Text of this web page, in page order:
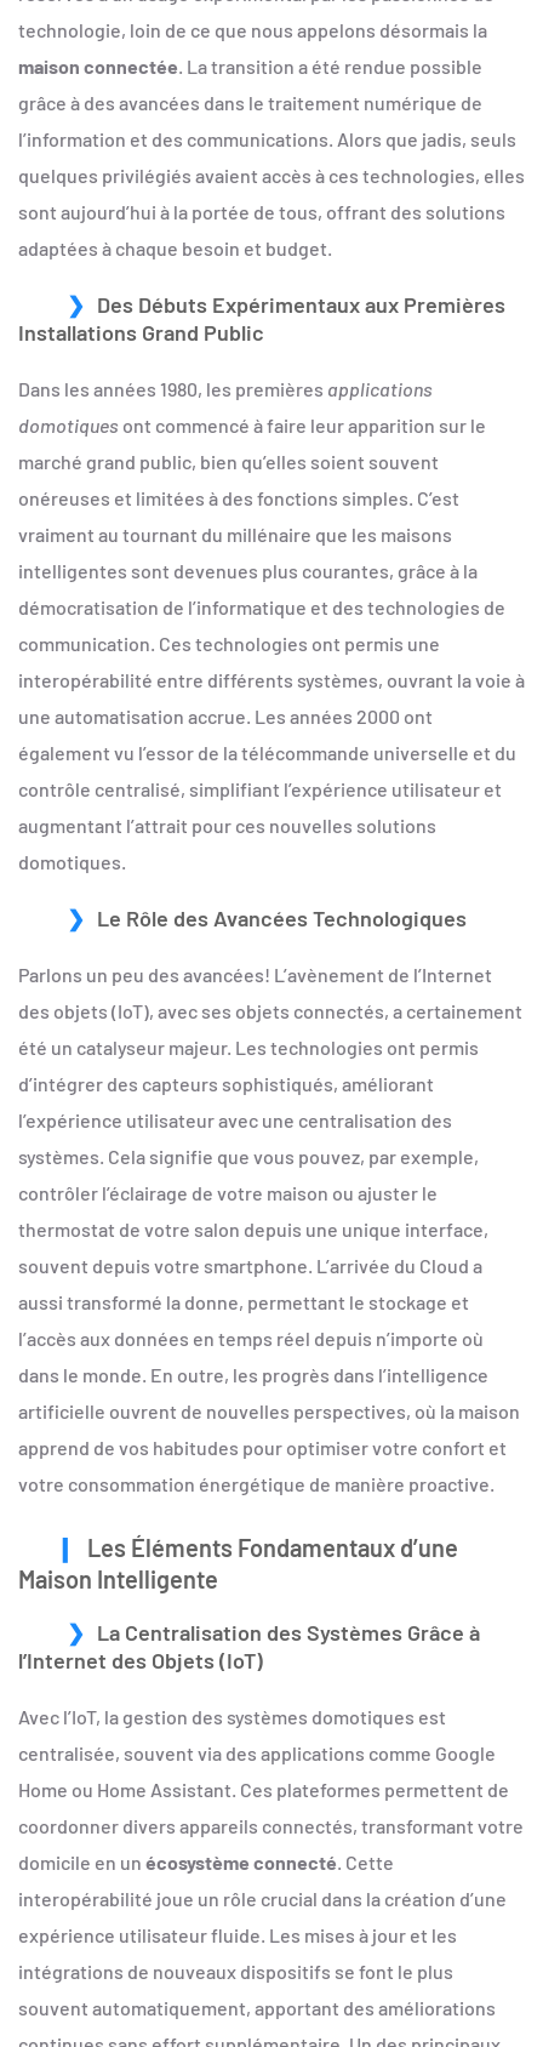
technologie, loin de ce que nous appelons désormais la
maison connectée. La transition a été rendue possible
grâce à des avancées dans le traitement numérique de
l’information et des communications. Alors que jadis, seuls
quelques privilégiés avaient accès à ces technologies, elles
sont aujourd’hui à la portée de tous, offrant des solutions
adaptées à chaque besoin et budget.
Des Débuts Expérimentaux aux Premières
Installations Grand Public
Dans les années 1980, les premières applications
domotiques ont commencé à faire leur apparition sur le
marché grand public, bien qu’elles soient souvent
onéreuses et limitées à des fonctions simples. C’est
vraiment au tournant du millénaire que les maisons
intelligentes sont devenues plus courantes, grâce à la
démocratisation de l’informatique et des technologies de
communication. Ces technologies ont permis une
interopérabilité entre différents systèmes, ouvrant la voie à
une automatisation accrue. Les années 2000 ont
également vu l’essor de la télécommande universelle et du
contrôle centralisé, simplifiant l’expérience utilisateur et
augmentant l’attrait pour ces nouvelles solutions
domotiques.
Le Rôle des Avancées Technologiques
Parlons un peu des avancées! L’avènement de l’Internet
des objets (IoT), avec ses objets connectés, a certainement
été un catalyseur majeur. Les technologies ont permis
d’intégrer des capteurs sophistiqués, améliorant
l’expérience utilisateur avec une centralisation des
systèmes. Cela signifie que vous pouvez, par exemple,
contrôler l’éclairage de votre maison ou ajuster le
thermostat de votre salon depuis une unique interface,
souvent depuis votre smartphone. L’arrivée du Cloud a
aussi transformé la donne, permettant le stockage et
l’accès aux données en temps réel depuis n’importe où
dans le monde. En outre, les progrès dans l’intelligence
artificielle ouvrent de nouvelles perspectives, où la maison
apprend de vos habitudes pour optimiser votre confort et
votre consommation énergétique de manière proactive.
Les Éléments Fondamentaux d’une
Maison Intelligente
La Centralisation des Systèmes Grâce à
l’Internet des Objets (IoT)
Avec l’IoT, la gestion des systèmes domotiques est
centralisée, souvent via des applications comme Google
Home ou Home Assistant. Ces plateformes permettent de
coordonner divers appareils connectés, transformant votre
domicile en un écosystème connecté. Cette
interopérabilité joue un rôle crucial dans la création d’une
expérience utilisateur fluide. Les mises à jour et les
intégrations de nouveaux dispositifs se font le plus
souvent automatiquement, apportant des améliorations